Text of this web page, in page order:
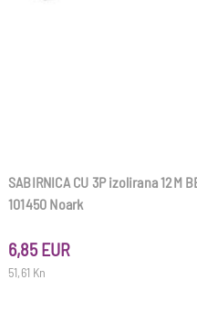
SABIRNICA CU 3P izolirana 12M
101450 Noark
51,61 Kn
6,85 EUR